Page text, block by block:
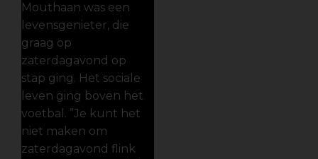
Mouthaan was een
levensgenieter, die
graag op
zaterdagavond op
stap ging. Het sociale
leven ging boven het
voetbal. ”Je kunt het
niet maken om
zaterdagavond flink